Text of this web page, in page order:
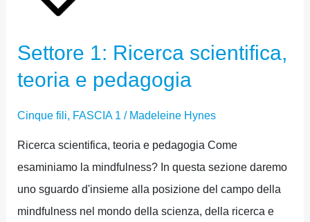
Settore 1: Ricerca scientifica,
teoria e pedagogia
Cinque fili, FASCIA 1 / Madeleine Hynes
Ricerca scientifica, teoria e pedagogia Come
esaminiamo la mindfulness? In questa sezione daremo
uno sguardo d'insieme alla posizione del campo della
mindfulness nel mondo della scienza, della ricerca e